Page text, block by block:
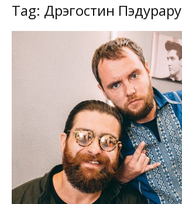
Tag: Дрэгостин Пэдурару